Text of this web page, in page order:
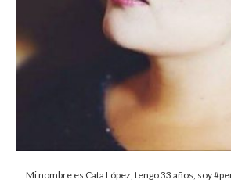
Mi nombre es Cata López, tengo 33 años, soy